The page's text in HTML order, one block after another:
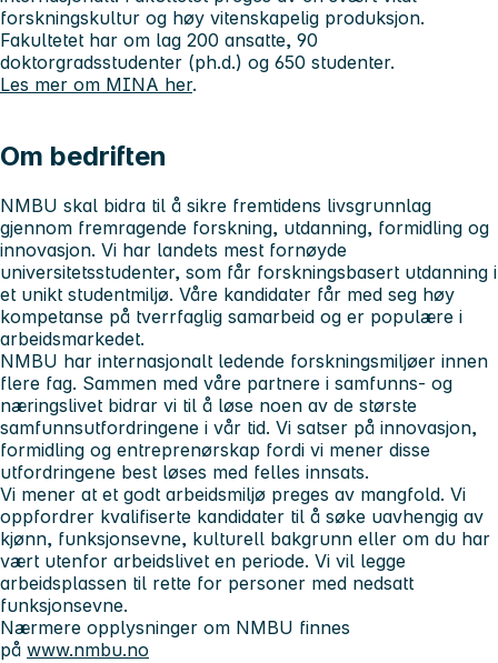
forskningskultur og høy vitenskapelig produksjon.
Fakultetet har om lag 200 ansatte, 90
doktorgradsstudenter (ph.d.) og 650 studenter.
Les mer om MINA her.
Om bedriften
NMBU skal bidra til å sikre fremtidens livsgrunnlag
gjennom fremragende forskning, utdanning, formidling og
innovasjon. Vi har landets mest fornøyde
universitetsstudenter, som får forskningsbasert utdanning i
et unikt studentmiljø. Våre kandidater får med seg høy
kompetanse på tverrfaglig samarbeid og er populære i
arbeidsmarkedet.
NMBU har internasjonalt ledende forskningsmiljøer innen
flere fag. Sammen med våre partnere i samfunns- og
næringslivet bidrar vi til å løse noen av de største
samfunnsutfordringene i vår tid. Vi satser på innovasjon,
formidling og entreprenørskap fordi vi mener disse
utfordringene best løses med felles innsats.
Vi mener at et godt arbeidsmiljø preges av mangfold. Vi
oppfordrer kvalifiserte kandidater til å søke uavhengig av
kjønn, funksjonsevne, kulturell bakgrunn eller om du har
vært utenfor arbeidslivet en periode. Vi vil legge
arbeidsplassen til rette for personer med nedsatt
funksjonsevne.
Nærmere opplysninger om NMBU finnes
på www.nmbu.no